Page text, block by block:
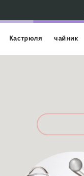
Кастрюля чайник